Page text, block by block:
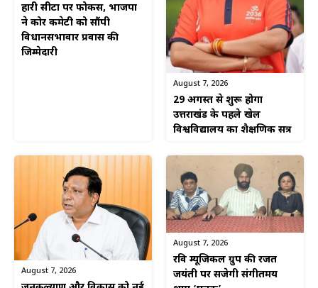
हारी सीटों पर फोकस, भाजपा
ने कोर कमेटी को सौंपी
विधानसभावार प्रवास की
जिम्मेदारी
August 7, 2026
29 अगस्त से शुरू होगा
उत्तराखंड के पहले खेल
विश्वविद्यालय का शैक्षणिक सत्र
August 7, 2026
August 7, 2026
रवि म्यूजिकल ग्रुप की रजत
जयंती पर सजेगी संगीतमय